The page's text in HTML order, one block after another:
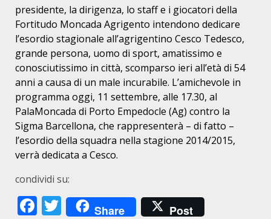
presidente, la dirigenza, lo staff e i giocatori della
Fortitudo Moncada Agrigento intendono dedicare
l’esordio stagionale all’agrigentino Cesco Tedesco,
grande persona, uomo di sport, amatissimo e
conosciutissimo in città, scomparso ieri all’età di 54
anni a causa di un male incurabile. L’amichevole in
programma oggi, 11 settembre, alle 17.30, al
PalaMoncada di Porto Empedocle (Ag) contro la
Sigma Barcellona, che rappresenterà – di fatto –
l’esordio della squadra nella stagione 2014/2015,
verrà dedicata a Cesco.
condividi su:
Facebook
Twitter
Share Post